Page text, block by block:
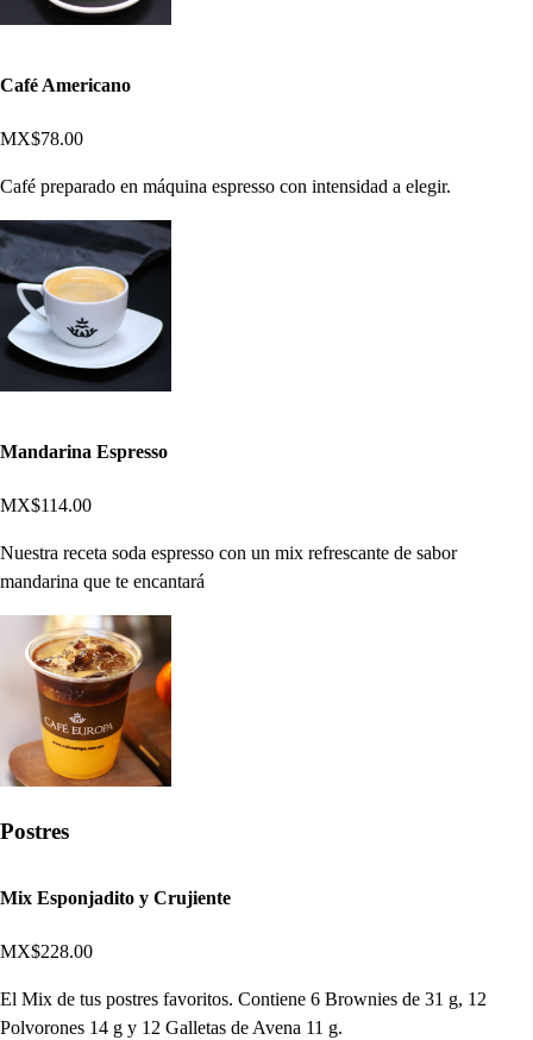
Café Americano
MX$78.00
Café preparado en máquina espresso con intensidad a elegir.
Mandarina Espresso
MX$114.00
Nuestra receta soda espresso con un mix refrescante de sabor
mandarina que te encantará
Postres
Mix Esponjadito y Crujiente
MX$228.00
El Mix de tus postres favoritos. Contiene 6 Brownies de 31 g, 12
Polvorones 14 g y 12 Galletas de Avena 11 g.